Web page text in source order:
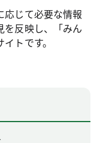
応じて必要な情報
を反映し、「みん
トです。